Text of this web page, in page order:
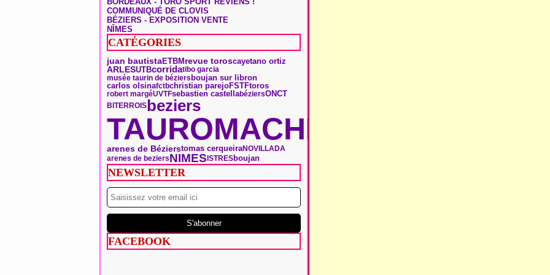
COMMUNIQUÉ DE CLOVIS
BÉZIERS - EXPOSITION VENTE
NÎMES
CATÉGORIES
juan bautistaETBM revue toroscayetano ortiz
ARLESUTBcorridatibo garcia
musée taurin de béziers boujan sur libron
carlos olsinafctbchristian parejoFSTFtoros
robert margéUVTFsebastien castellabéziersONCT
BITERROISbeziers
TAUROMACHIE
arenes de Bézierstomas cerqueiraNOVILLADA
arenes de beziersNIMES ISTRESboujan
NEWSLETTER
FACEBOOK